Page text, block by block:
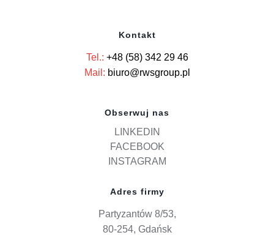
Kontakt
Tel.: +48 (58) 342 29 46
Mail: biuro@rwsgroup.pl
Obserwuj nas
LINKEDIN
FACEBOOK
INSTAGRAM
Adres firmy
Partyzantów 8/53,
80-254, Gdańsk